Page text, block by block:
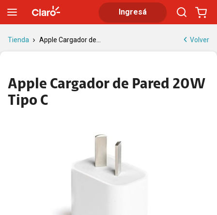
Ingresá
Tienda Apple Cargador de... Volver
Apple Cargador de Pared 20W
Tipo C
Apple cargador de pared 20W Tipo C